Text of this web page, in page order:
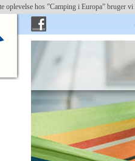
oplevelse hos ”Camping i Europa”